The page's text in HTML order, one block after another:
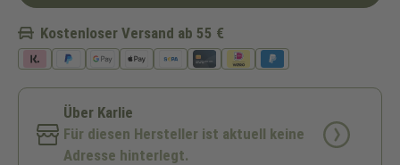
Kostenloser Versand ab 55 €
Über Karlie
Für diesen Hersteller ist aktuell keine
Adresse hinterlegt.